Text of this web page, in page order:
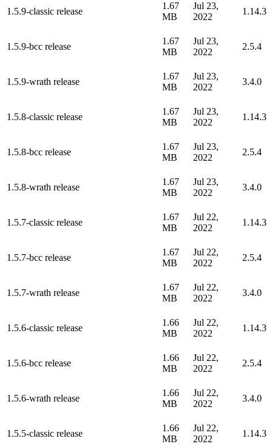
1.5.9-classic release
1.67
MB
Jul 23,
2022
1.14.3
1.5.9-bcc release
1.67
MB
Jul 23,
2022
2.5.4
1.5.9-wrath release
1.67
MB
Jul 23,
2022
3.4.0
1.5.8-classic release
1.67
MB
Jul 23,
2022
1.14.3
1.5.8-bcc release
1.67
MB
Jul 23,
2022
2.5.4
1.5.8-wrath release
1.67
MB
Jul 23,
2022
3.4.0
1.5.7-classic release
1.67
MB
Jul 22,
2022
1.14.3
1.5.7-bcc release
1.67
MB
Jul 22,
2022
2.5.4
1.5.7-wrath release
1.67
MB
Jul 22,
2022
3.4.0
1.5.6-classic release
1.66
MB
Jul 22,
2022
1.14.3
1.5.6-bcc release
1.66
MB
Jul 22,
2022
2.5.4
1.5.6-wrath release
1.66
MB
Jul 22,
2022
3.4.0
1.5.5-classic release
1.66
MB
Jul 22,
2022
1.14.3